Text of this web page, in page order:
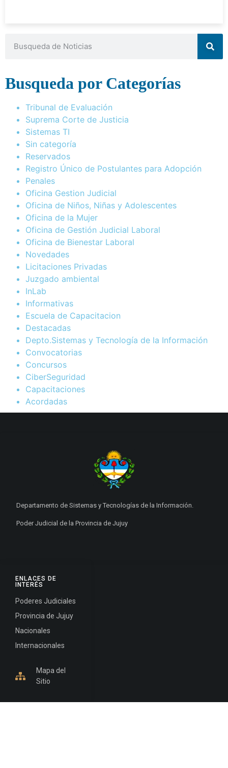
Busqueda por Categorías
Tribunal de Evaluación
Suprema Corte de Justicia
Sistemas TI
Sin categoría
Reservados
Registro Único de Postulantes para Adopción
Penales
Oficina Gestion Judicial
Oficina de Niños, Niñas y Adolescentes
Oficina de la Mujer
Oficina de Gestión Judicial Laboral
Oficina de Bienestar Laboral
Novedades
Licitaciones Privadas
Juzgado ambiental
InLab
Informativas
Escuela de Capacitacion
Destacadas
Depto.Sistemas y Tecnología de la Información
Convocatorias
Concursos
CiberSeguridad
Capacitaciones
Acordadas
ENLACES DE
INTERÉS
Poderes Judiciales
Provincia de Jujuy
Nacionales
Internacionales
Mapa del
Sitio
Departamento de Sistemas y Tecnologías de la Información.
Poder Judicial de la Provincia de Jujuy